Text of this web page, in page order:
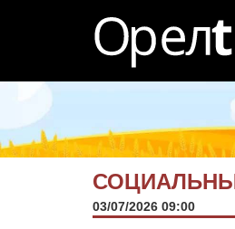
03/07/2026 09:00